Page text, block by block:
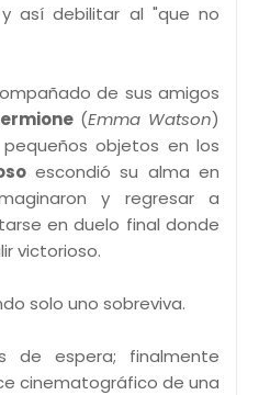
así debilitar al "que no
de sus amigos
(Emma Watson)
objetos en los
escondió su alma en
y regresar a
en duelo final donde
victorioso.
solo uno sobreviva.
de espera; finalmente
cinematográfico de una